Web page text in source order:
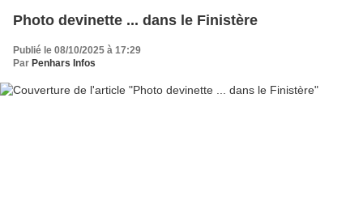
Photo devinette ... dans le Finistère
Publié le 08/10/2025 à 17:29
Par Penhars Infos